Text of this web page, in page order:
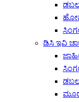
ಡಿಸಿ ಇವಿ
ಡಬಲ್